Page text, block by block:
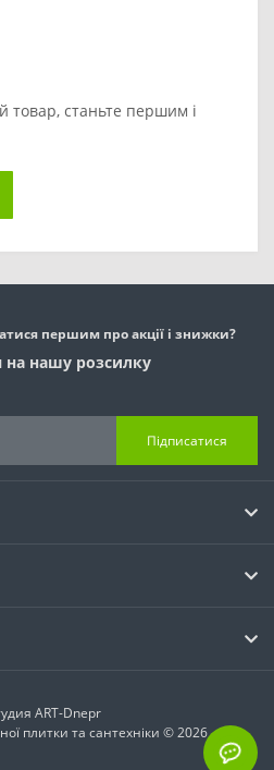
товар, станьте першим і
першим про акції і знижки?
на нашу розсилку
Підписатися
ART-Dnepr
плитки та сантехніки © 2026